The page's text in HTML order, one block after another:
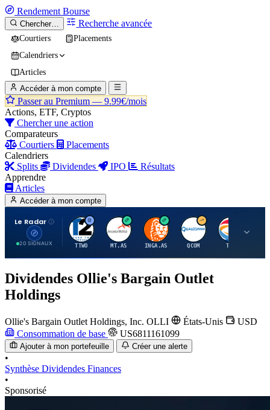
Rendement Bourse
Chercher… Recherche avancée
Courtiers
Placements
Calendriers
Articles
Accéder à mon compte
Passer au Premium — 9.99€/mois
Actions, ETF, Cryptos
Chercher une action
Comparateurs
Courtiers
Placements
Calendriers
Splits
Dividendes IPO
Résultats
Apprendre
Articles
Accéder à mon compte
Le Radar
20 SIGNAUX
T
TTWO
A
MT.AS
I
INGA.AS
Q
QCOM
T
TTE
Dividendes Ollie's Bargain Outlet
Holdings
Ollie's Bargain Outlet Holdings, Inc. OLLI États-Unis
USD
Consommation de base
US6811161099
Ajouter à mon portefeuille Créer une alerte
•
Synthèse Dividendes Finances
•
Sponsorisé